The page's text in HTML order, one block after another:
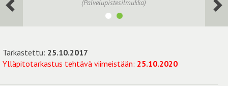
(Palvelupistesilmukka)
Tarkastettu: 25.10.2017
Ylläpitotarkastus tehtävä viimeistään: 25.10.2020